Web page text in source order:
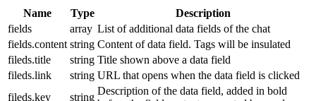
Name Type
Description
fields
array List of additional data fields of the chat
fields.content string Content of data field. Tags will be insulated
fileds.title
string Title shown above a data field
fileds.link
string URL that opens when the data field is clicked
fileds.key
string
Description of the data field, added in bold